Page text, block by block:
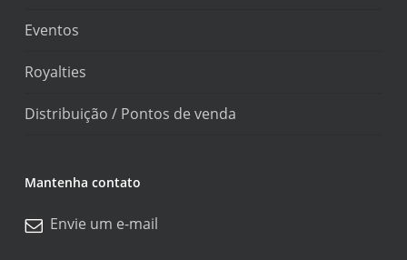
Eventos
Royalties
Distribuição / Pontos de venda
Mantenha contato
Envie um e-mail